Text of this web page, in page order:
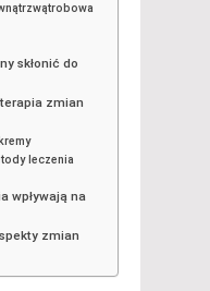
skłonić do
zmian
leczenia
wpływają na
zmian